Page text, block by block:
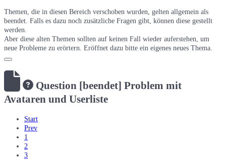
Themen, die in diesen Bereich verschoben wurden, gelten allgemein als
beendet. Falls es dazu noch zusätzliche Fragen gibt, können diese gestellt
werden.
Aber diese alten Themen sollten auf keinen Fall wieder auferstehen, um
neue Probleme zu erörtern. Eröffnet dazu bitte ein eigenes neues Thema.
Question [beendet] Problem mit
Avataren und Userliste
Start
Prev
1
2
3